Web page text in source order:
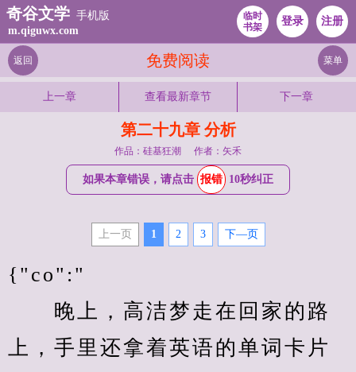
奇谷文学 手机版
m.qiguwx.com
临时
书架
登录 注册
免费阅读
返回 菜单
上一章 查看最新章节 下一章
第二十九章 分析
作品：硅基狂潮 作者：矢禾
如果本章错误，请点击 报错 10秒纠正
上一页 1 2 3 下—页
{"co":"
晚上，高洁梦走在回家的路
上，手里还拿着英语的单词卡片